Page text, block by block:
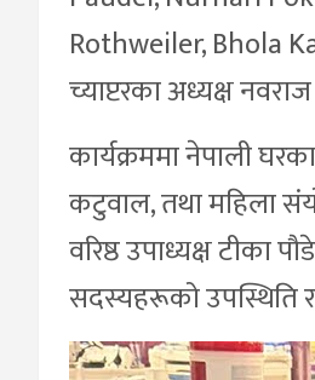
Rothweiler, Bhola
च्याप्टरका अध्यक्ष
कार्यक्रममा नेपाली
कटुवाल, तथा महिला
वरिष्ठ उपाध्यक्ष टीका
सदस्यहरूको उपस्थिति